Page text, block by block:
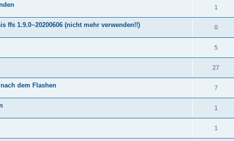
1
ffs 1.9.0~20200606 (nicht mehr verwenden!!) 0
5
27
dem Flashen 7
1
1